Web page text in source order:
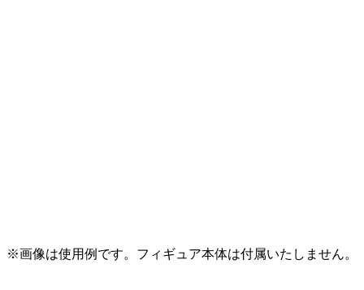
※画像は使用例です。フィギュア本体は付属いたしません。